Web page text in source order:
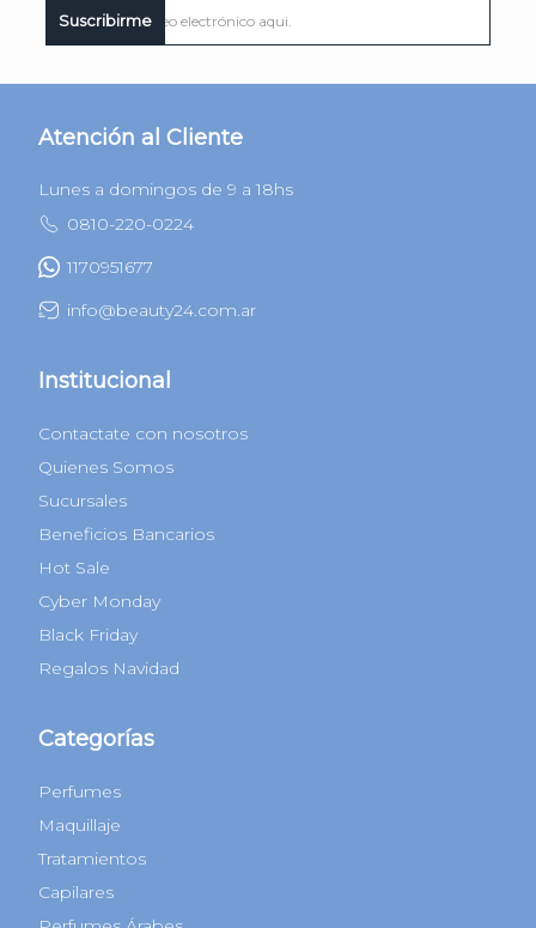
Suscribirme
Atención al Cliente
Lunes a domingos de 9 a 18hs
0810-220-0224
1170951677
info@beauty24.com.ar
Institucional
Contactate con nosotros
Quienes Somos
Sucursales
Beneficios Bancarios
Hot Sale
Cyber Monday
Black Friday
Regalos Navidad
Categorías
Perfumes
Maquillaje
Tratamientos
Capilares